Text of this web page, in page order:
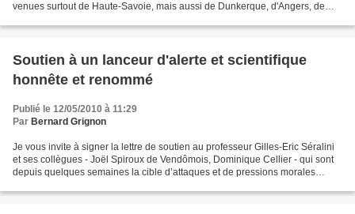
venues surtout de Haute-Savoie, mais aussi de Dunkerque, d'Angers, de
Soutien à un lanceur d'alerte et scientifique
honnête et renommé
Publié le 12/05/2010 à 11:29
Par Bernard Grignon
Je vous invite à signer la lettre de soutien au professeur Gilles-Eric Séralini
et ses collègues - Joël Spiroux de Vendômois, Dominique Cellier - qui sont
depuis quelques semaines la cible d’attaques et de pressions morales